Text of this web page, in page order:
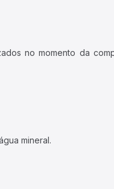
no momento da
mineral.